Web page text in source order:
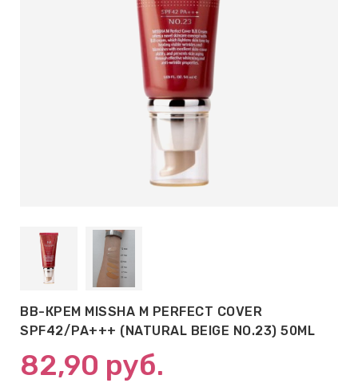
КРЕМЫ
ПАТЧИ
ВВ-КРЕМ MISSHA M PERFECT COVER
SPF42/PA+++ (NATURAL BEIGE NO.23) 50ML
82,90 руб.